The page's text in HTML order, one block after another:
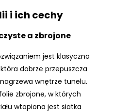
i ich cechy
a zbrojone
jest klasyczna
dobrze przepuszcza
wnętrze tunelu.
zbrojone, w których
wtopiona jest siatka